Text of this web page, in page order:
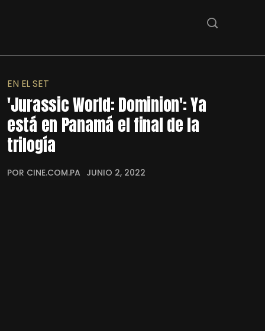
EN EL SET
'Jurassic World: Dominion': Ya
está en Panamá el final de la
trilogía
POR CINE.COM.PA JUNIO 2, 2022